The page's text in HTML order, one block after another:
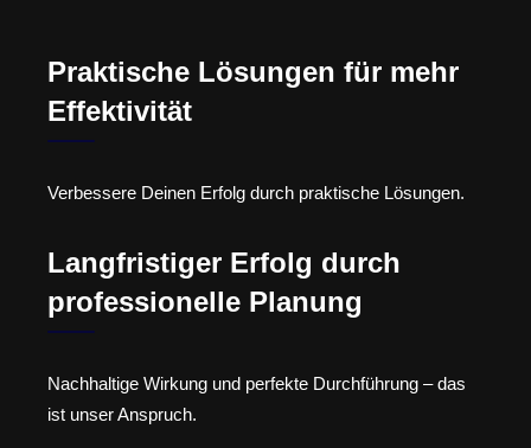
Praktische Lösungen für mehr
Effektivität
Verbessere Deinen Erfolg durch praktische Lösungen.
Langfristiger Erfolg durch
professionelle Planung
Nachhaltige Wirkung und perfekte Durchführung – das
ist unser Anspruch.